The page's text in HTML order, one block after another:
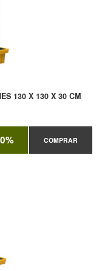
130 X 130 X 30 CM
COMPRAR